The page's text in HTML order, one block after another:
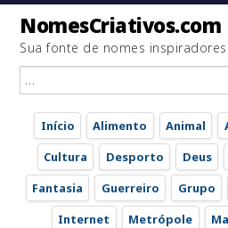
NomesCriativos.com
Sua fonte de nomes inspiradores.
por:
Início Alimento Animal
Cultura
Desporto Deus
Fantasia
Guerreiro Grupo
Internet
Metrópole